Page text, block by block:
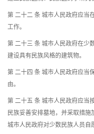
第 二十二 条 城市人民政府应当
工作。
第 二十三 条 城市人民政府在少
建设具有民族风格的建筑物。
第 二十四 条 城市人民政府应当
由。
第 二十五 条 城市人民政府应当
民族妥善安排墓地，并采取措施
城市人民政府对少数民族人员自